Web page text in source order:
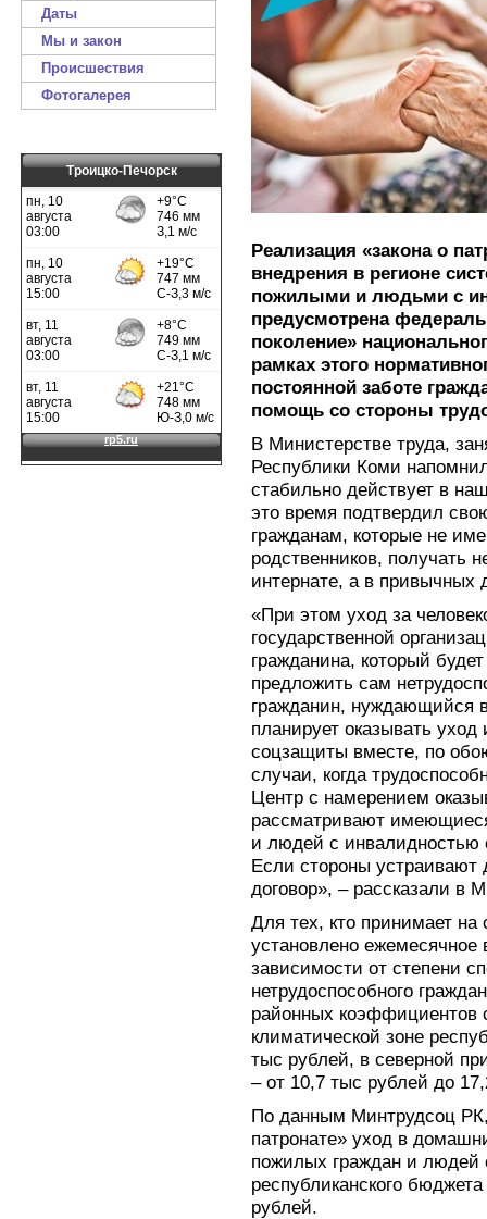
Даты
Мы и закон
Происшествия
Фотогалерея
Троицко-Печорск
Реализация «закона о
внедрения в регионе
пожилыми и людьми с
предусмотрена
поколение»
рамках этого
постоянной заботе
помощь со стороны
В Министерстве труда,
Республики Коми
стабильно действует в
это время подтвердил
гражданам, которые не
родственников, получать
интернате, а в
«При этом уход за
государственной
гражданина, который
предложить сам
гражданин, нуждающийся
планирует оказывать
соцзащиты вместе, по
случаи, когда
Центр с намерением
рассматривают
и людей с инвалидностью
Если стороны устраивают
договор», – рассказали в
Для тех, кто принимает на
установлено ежемесячное
зависимости от степени
нетрудоспособного
районных коэффициентов
климатической зоне
тыс рублей, в северной
– от 10,7 тыс рублей до
По данным Минтрудсоц РК,
патронате» уход в
пожилых граждан и людей
республиканского
рублей.